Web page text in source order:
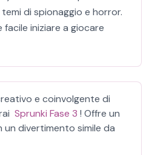
di spionaggio e horror.
facile iniziare a giocare
e coinvolgente di
Sprunki Fase 3 ! Offre un
divertimento simile da